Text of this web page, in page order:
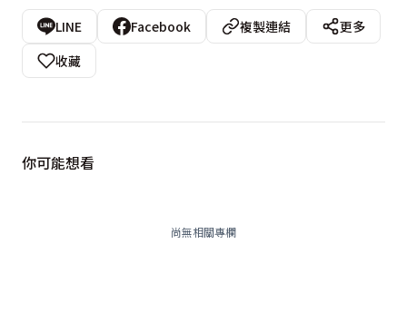
LINE Facebook 複製連結
更多
收藏
你可能想看
尚無相關專欄